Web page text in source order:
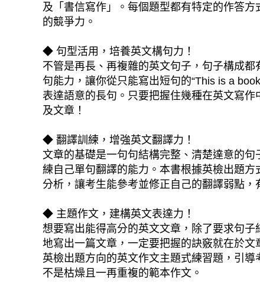
及「書信寫作」。每個題型都有特定的作答
的競爭力。
◆ 句型活用，培養英文構句力！
不管是再長、再複雜的英文句子，句子構成
句能力，讓你從只能寫出短句的“This is a
表達語意的長句。只要把握住幾種在英文寫
及文章！
◆ 翻譯訓練，增強英文翻譯力！
文章的基礎是一句句結構完整、清楚達意的
練自己單句翻譯的能力。本書根據英檢出題
分析，讓考生能參考並修正自己的翻譯弱點，
◆ 主題作文，建構英文表達力！
想要寫出能得高分的英文文章，除了要求句
地寫出一篇文章，一定要把握的訣竅就在於
英檢出題方向的英文作文主題式練習題，引
不是枯燥且一再重複的範本作文。